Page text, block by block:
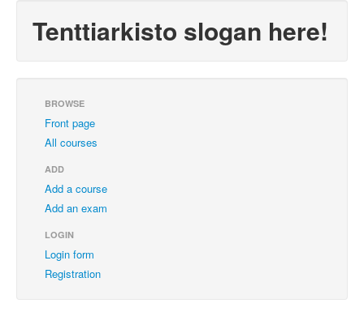
Tenttiarkisto slogan here!
BROWSE
Front page
All courses
ADD
Add a course
Add an exam
LOGIN
Login form
Registration